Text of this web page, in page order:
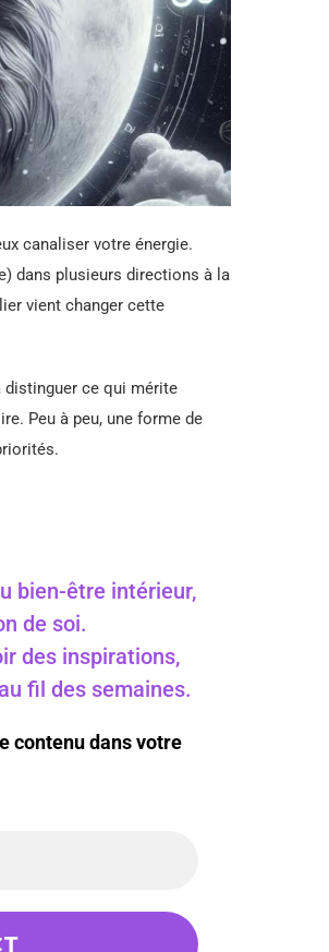
canaliser votre énergie.
dans plusieurs directions à la
vient changer cette
distinguer ce qui mérite
Peu à peu, une forme de
bien-être intérieur,
de soi.
des inspirations,
fil des semaines.
contenu dans votre